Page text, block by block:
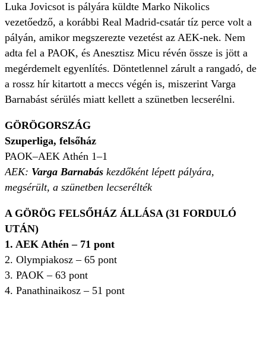
Luka Jovicsot is pályára küldte Marko Nikolics
vezetőedző, a korábbi Real Madrid-csatár tíz perce volt a
pályán, amikor megszerezte vezetést az AEK-nek. Nem
adta fel a PAOK, és Anesztisz Micu révén össze is jött a
megérdemelt egyenlítés. Döntetlennel zárult a rangadó, de
a rossz hír kitartott a meccs végén is, miszerint Varga
Barnabást sérülés miatt kellett a szünetben lecserélni.
GÖRÖGORSZÁG
Szuperliga, felsőház
PAOK–AEK Athén 1–1
AEK: Varga Barnabás kezdőként lépett pályára,
megsérült, a szünetben lecserélték
A GÖRÖG FELSŐHÁZ ÁLLÁSA (31 FORDULÓ
UTÁN)
1. AEK Athén – 71 pont
2. Olympiakosz – 65 pont
3. PAOK – 63 pont
4. Panathinaikosz – 51 pont